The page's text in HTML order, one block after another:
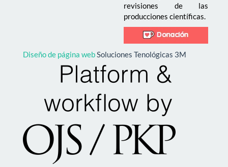
revisiones de las
producciones científicas.
Diseño de página webSoluciones Tenológicas 3M